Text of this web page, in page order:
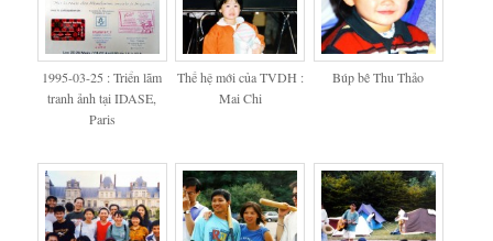
1995-03-25 : Triển lãm
tranh ảnh tại IDASE,
Paris
Thế hệ mới của TVDH :
Mai Chi
Búp bê Thu Thảo